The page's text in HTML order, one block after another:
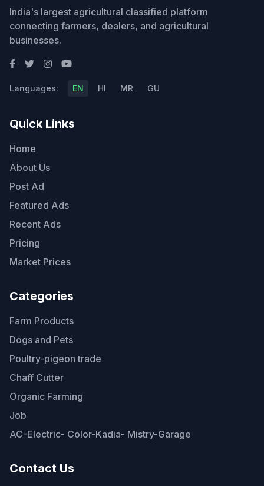
India's largest agricultural classified platform
connecting farmers, dealers, and agricultural
businesses.
Languages: EN HI MR GU
Quick Links
Home
About Us
Post Ad
Featured Ads
Recent Ads
Pricing
Market Prices
Categories
Farm Products
Dogs and Pets
Poultry-pigeon trade
Chaff Cutter
Organic Farming
Job
AC-Electric- Color-Kadia- Mistry-Garage
Contact Us